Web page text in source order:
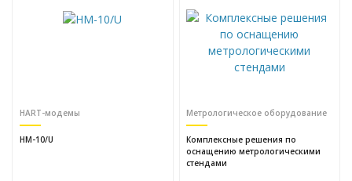
HART-модемы
HM-10/U
Метрологическое оборудование
Комплексные решения по
оснащению метрологическими
стендами